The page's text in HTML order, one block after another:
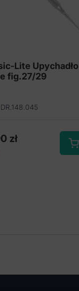
Lite Upychadło
fig.27/29
zł